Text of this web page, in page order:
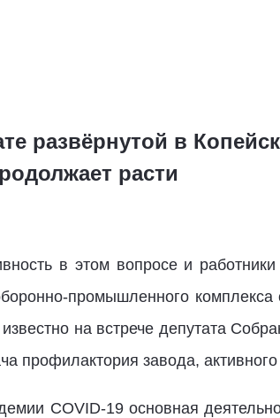
развёрнутой в
расти
в этом вопросе и работники
промышленного комплекса
на встрече депутата
профилактория завода,
COVID-19 основная